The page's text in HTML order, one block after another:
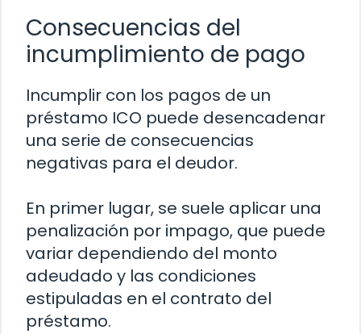
Consecuencias del
incumplimiento de pago
Incumplir con los pagos de un
préstamo ICO puede desencadenar
una serie de consecuencias
negativas para el deudor.
En primer lugar, se suele aplicar una
penalización por impago, que puede
variar dependiendo del monto
adeudado y las condiciones
estipuladas en el contrato del
préstamo.